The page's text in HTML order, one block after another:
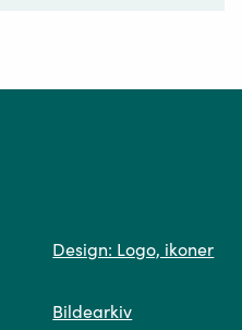
Design: Logo, ikoner
Bildearkiv